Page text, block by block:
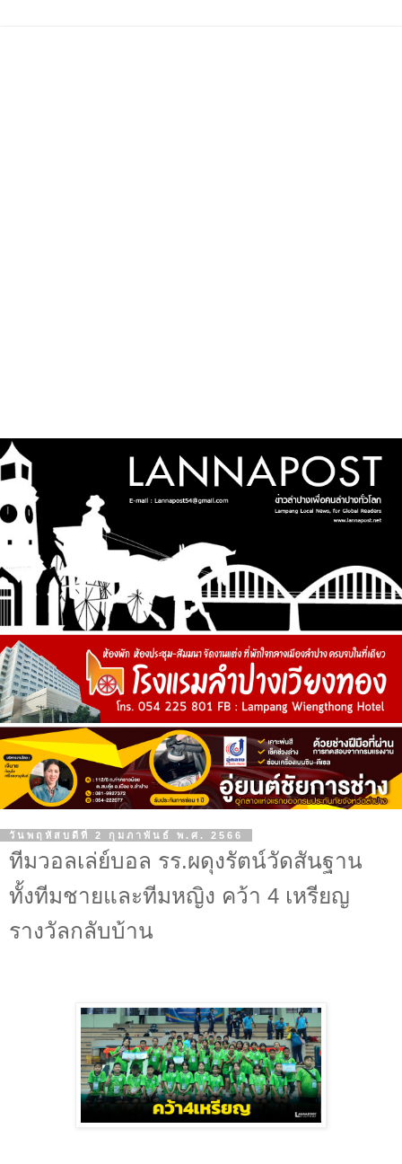
วันพฤหัสบดีที่ 2 กุมภาพันธ์ พ.ศ. 2566
ทีมวอลเล่ย์บอล รร.ผดุงรัตน์วัดสันฐาน
ทั้งทีมชายและทีมหญิง คว้า 4 เหรียญ
รางวัลกลับบ้าน